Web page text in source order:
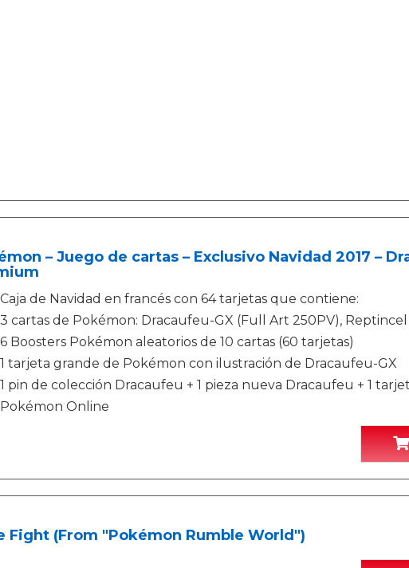
– Juego de cartas – Exclusivo Navidad 2017 –
Caja de Navidad en francés con 64 tarjetas que contiene:
3 cartas de Pokémon: Dracaufeu-GX (Full Art 250PV),
6 Boosters Pokémon aleatorios de 10 cartas (60 tarjetas)
1 tarjeta grande de Pokémon con ilustración de Dracaufeu-GX
1 pin de colección Dracaufeu + 1 pieza nueva Dracaufeu + 1
Pokémon Online
Fight (From "Pokémon Rumble World")